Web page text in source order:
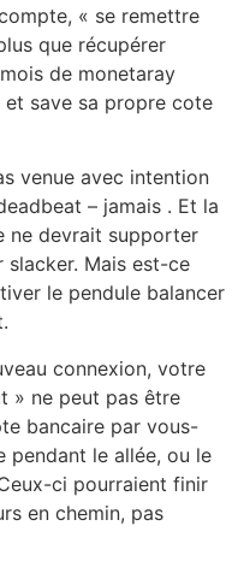
« se remettre
que récupérer
de monetaray
save sa propre cote
venue avec intention
– jamais . Et la
ne devrait supporter
Mais est-ce
le pendule balancer
connexion, votre
» ne peut pas être
bancaire par vous-
pendant le allée, ou le
ci pourraient finir
en chemin, pas